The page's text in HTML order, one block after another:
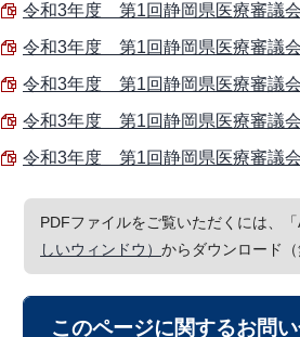
令和3年度 第1回静岡県医療審議
令和3年度 第1回静岡県医療審議
令和3年度 第1回静岡県医療審議
令和3年度 第1回静岡県医療審議
令和3年度 第1回静岡県医療審議
PDFファイルをご覧いただくには、
しいウィンドウ） からダウンロード（
このページに関するお問